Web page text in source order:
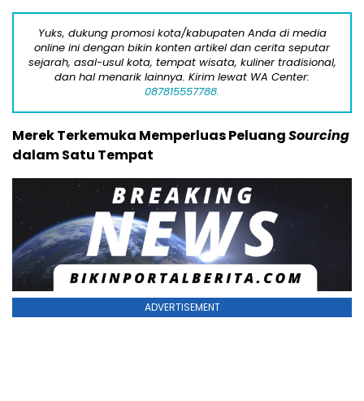
Yuks, dukung promosi kota/kabupaten Anda di media
online ini dengan bikin konten artikel dan cerita seputar
sejarah, asal-usul kota, tempat wisata, kuliner tradisional,
dan hal menarik lainnya. Kirim lewat WA Center:
087815557788.
Merek Terkemuka Memperluas PeluangSourcing
dalam Satu Tempat
ADVERTISEMENT